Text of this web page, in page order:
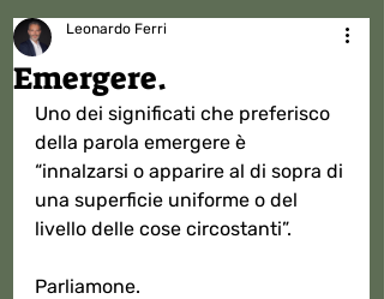
Emergere.
Leonardo Ferri
Uno dei significati che preferisco
della parola emergere è
“innalzarsi o apparire al di sopra di
una superficie uniforme o del
livello delle cose circostanti”.
Parliamone.